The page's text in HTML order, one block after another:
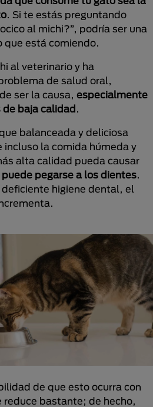
. Si te estás preguntando
al michi?”, podría ser una
que está comiendo.
al veterinario y ha
de salud oral,
ser la causa, especialmente
baja calidad.
balanceada y deliciosa
incluso la comida húmeda y
alta calidad pueda causar
puede pegarse a los dientes.
deficiente higiene dental, el
de que esto ocurra con
reduce bastante; de hecho,